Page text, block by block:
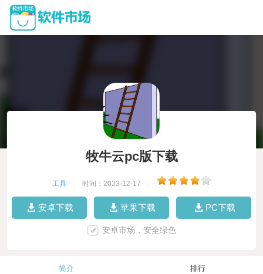
牧牛云pc版下载
工具 时间：2023-12-17
安卓下载 苹果下载 PC下载
安卓市场，安全绿色
简介 排行